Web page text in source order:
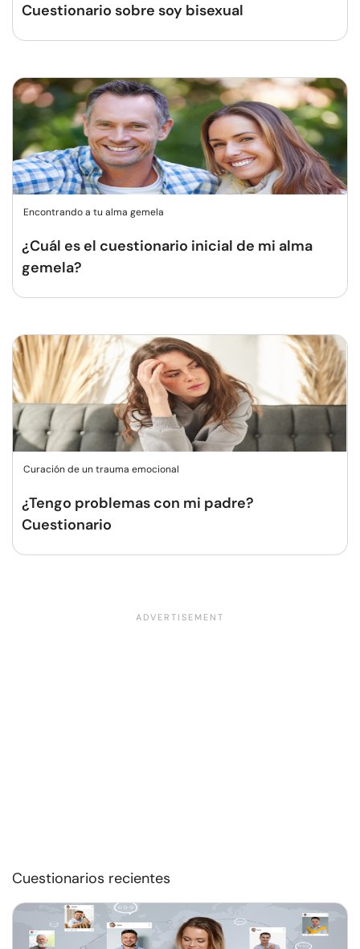
Cuestionario sobre soy bisexual
Encontrando a tu alma gemela
¿Cuál es el cuestionario inicial de mi alma
gemela?
Curación de un trauma emocional
¿Tengo problemas con mi padre?
Cuestionario
Cuestionarios recientes